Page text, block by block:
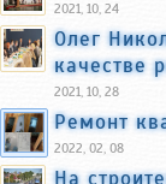
2021, 10, 24
Олег
качестве
2021, 10, 28
Ремонт
2022, 02, 08
На